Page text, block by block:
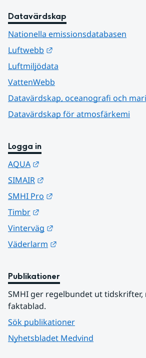
Datavärdskap
Nationella emissionsdatabasen
Luftwebb
Luftmiljödata
VattenWebb
Datavärdskap, oceanografi och
Datavärdskap för atmosfärkemi
Logga in
AQUA
SIMAIR
SMHI Pro
Timbr
Vinterväg
Väderlarm
Publikationer
SMHI ger regelbundet ut
faktablad.
Sök publikationer
Nyhetsbladet Medvind